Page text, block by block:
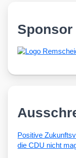
Sponsor
Posi­ti­ve
die CDU nicht